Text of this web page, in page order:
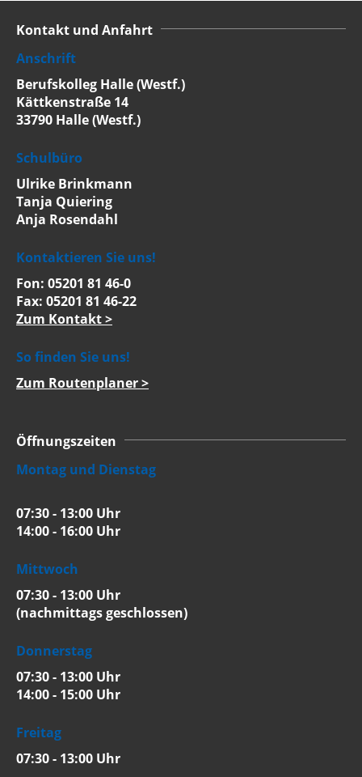
Kontakt und Anfahrt
Anschrift
Berufskolleg Halle (Westf.)
Kättkenstraße 14
33790 Halle (Westf.)
Schulbüro
Ulrike Brinkmann
Tanja Quiering
Anja Rosendahl
Kontaktieren Sie uns!
Fon: 05201 81 46-0
Fax: 05201 81 46-22
Zum Kontakt >
So finden Sie uns!
Zum Routenplaner >
Öffnungszeiten
Montag und Dienstag
07:30 - 13:00 Uhr
14:00 - 16:00 Uhr
Mittwoch
07:30 - 13:00 Uhr
(nachmittags geschlossen)
Donnerstag
07:30 - 13:00 Uhr
14:00 - 15:00 Uhr
Freitag
07:30 - 13:00 Uhr